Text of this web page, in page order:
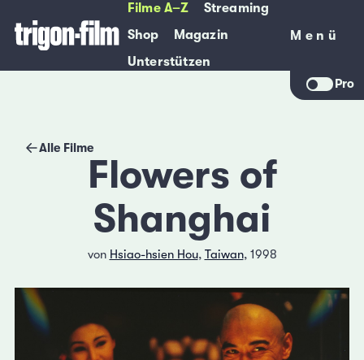
Filme A–Z
Streaming
Shop
Magazin
Unterstützen
Menü
Menü
Pro
Alle Filme
Flowers of
Shanghai
von Hsiao-hsien Hou, Taiwan, 1998